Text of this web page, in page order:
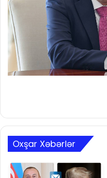
Oxşar Xəbərlər